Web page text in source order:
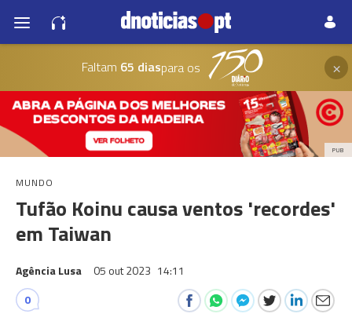
Faltam 65 diaspara os ×
PUB
MUNDO
Tufão Koinu causa ventos 'recordes'
em Taiwan
Agência Lusa 05 out 2023 14:11
0